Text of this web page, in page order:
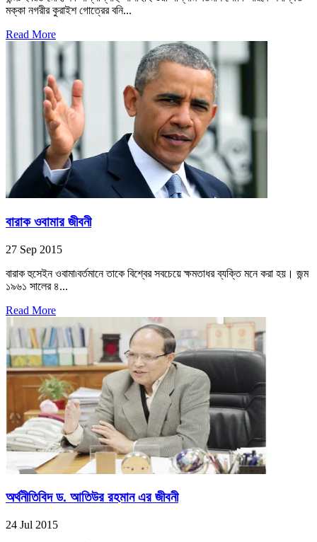
মক্কা নগরীর কুরাইশ গোত্রের বনি...
Read More
বারাক ওবামার জীবনী
27 Sep 2015
বারাক হুসেইন ওবামা৷বর্তমানে তাকে বিশ্বের সবচেয়ে ক্ষমতাধর ব্যক্তি মনে করা হয়। জন্ম
১৯৬১ সালের ৪...
Read More
অর্থনীতিবিদ ড. আতিউর রহমান এর জীবনী
24 Jul 2015